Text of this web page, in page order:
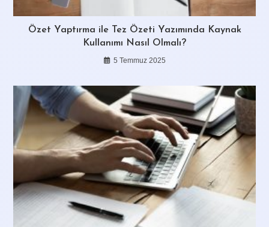
Özet Yaptırma ile Tez Özeti Yazımında Kaynak
Kullanımı Nasıl Olmalı?
5 Temmuz 2025